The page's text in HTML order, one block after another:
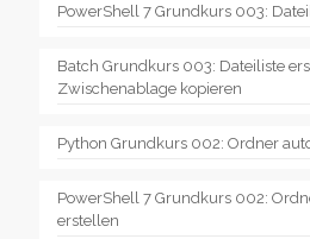
PowerShell 7 Grundkurs 003:
Batch Grundkurs 003: Dateiliste
Zwischenablage kopieren
Python Grundkurs 002: Ordner
PowerShell 7 Grundkurs 002:
erstellen